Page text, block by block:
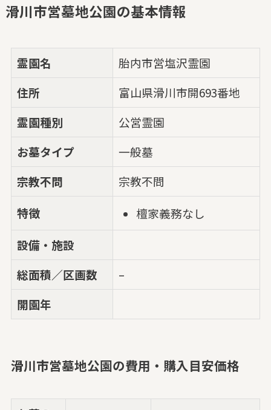
滑川市営墓地公園の基本情報
霊園名
胎内市営塩沢霊園
住所
富山県滑川市開693番地
霊園種別
公営霊園
お墓タイプ
一般墓
宗教不問
宗教不問
特徴
檀家義務なし
設備・施設
総面積／区画数
–
開園年
滑川市営墓地公園の費用・購入目安価格